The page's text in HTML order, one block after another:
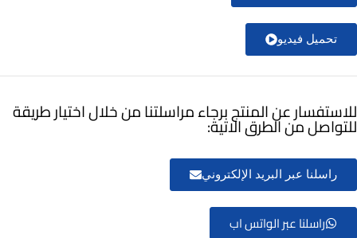
تحميل فيديو
للاستفسار عن المنتج برجاء مراسلتنا من خلال اختيار طريقة
للتواصل من الطرق الاتية:
راسلنا عبر البريد الإلكتروني
راسلنا عبر الواتس اب